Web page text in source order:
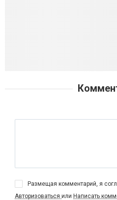
Размещая комментарий, я
Авторизоваться или Написать